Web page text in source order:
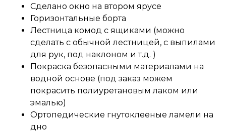
Сделано окно на втором ярусе
Горизонтальные борта
Лестница комод с ящиками (можно
сделать с обычной лестницей, с выпилами
для рук, под наклоном и т.д. )
Покраска безопасными материалами на
водной основе (под заказ можем
покрасить полиуретановым лаком или
эмалью)
Ортопедические гнутоклееные ламели на
дно